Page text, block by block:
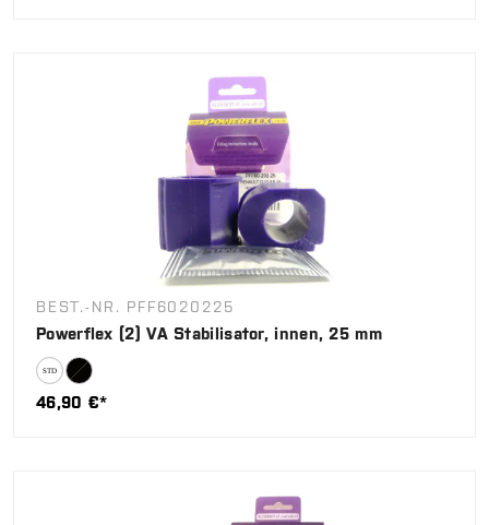
BEST.-NR. PFF6020225
Powerflex (2) VA Stabilisator, innen, 25 mm
46,90 €*